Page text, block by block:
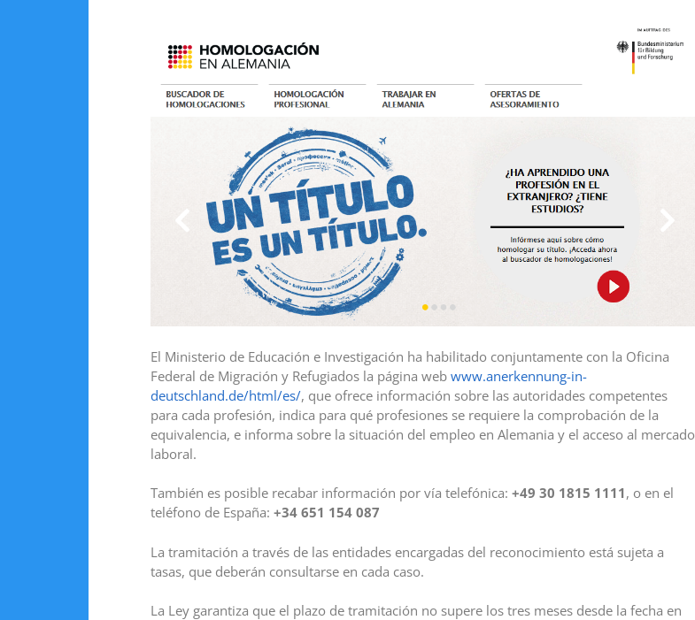
El Ministerio de Educación e Investigación ha habilitado conjuntamente con la Oficina
Federal de Migración y Refugiados la página web www.anerkennung-in-
deutschland.de/html/es/, que ofrece información sobre las autoridades competentes
para cada profesión, indica para qué profesiones se requiere la comprobación de la
equivalencia, e informa sobre la situación del empleo en Alemania y el acceso al mercado
laboral.
También es posible recabar información por vía telefónica: +49 30 1815 1111, o en el
teléfono de España: +34 651 154 087
La tramitación a través de las entidades encargadas del reconocimiento está sujeta a
tasas, que deberán consultarse en cada caso.
La Ley garantiza que el plazo de tramitación no supere los tres meses desde la fecha en